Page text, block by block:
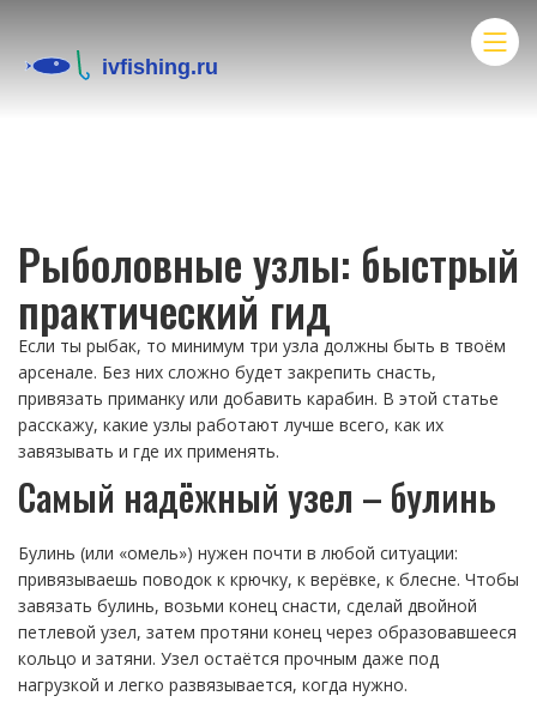
Рыболовные узлы: быстрый
практический гид
Если ты рыбак, то минимум три узла должны быть в твоём
арсенале. Без них сложно будет закрепить снасть,
привязать приманку или добавить карабин. В этой статье
расскажу, какие узлы работают лучше всего, как их
завязывать и где их применять.
Самый надёжный узел – булинь
Булинь (или «омель») нужен почти в любой ситуации:
привязываешь поводок к крючку, к верёвке, к блесне. Чтобы
завязать булинь, возьми конец снасти, сделай двойной
петлевой узел, затем протяни конец через образовавшееся
кольцо и затяни. Узел остаётся прочным даже под
нагрузкой и легко развязывается, когда нужно.